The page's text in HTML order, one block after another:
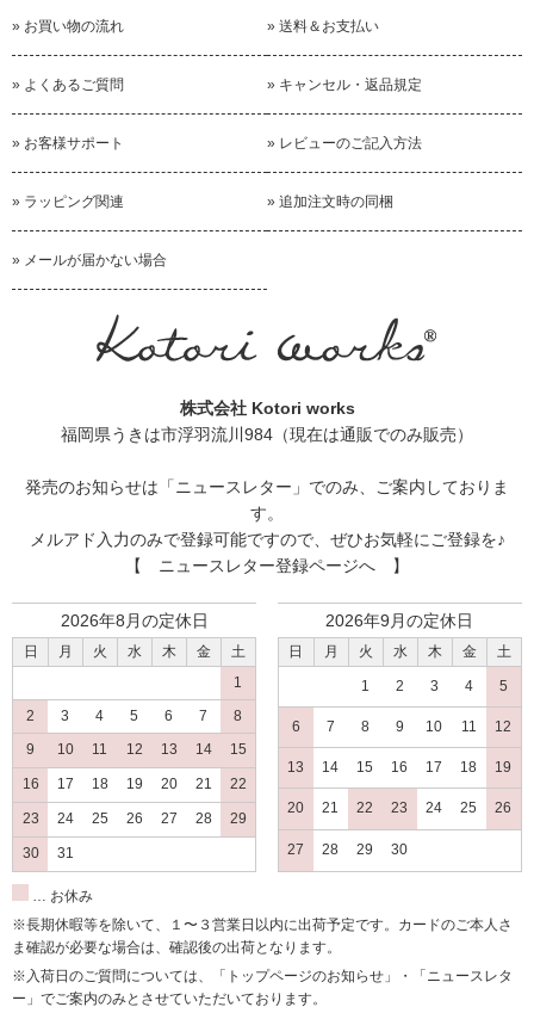
げるとお洗濯に戸惑うことが少なくなり親切だと思いまし
日々の洗い物に
こちらでこれを購入してからアルカリウオッシュを毎日使う
ようになりました。
このサイズは旅行用に買いました。
ウールカバーや、オムツを洗うのに役立っています。ジーパ
ンなどを洗うのにも使っています。
送料無料のために買いました
2016/07/04 投稿者：asaomaru 評価：★★★★★
送料を無料にするために購入しました。結果、旅行用に使用
できてとてもよかったです。アルカリウォッシュは血液もよ
く落ちるし、普通の洗濯物ならばこれで汚れ落ちは十分で
す。環境にもよくて言うことなしです。
送料対策で
私の場合は布ナプキンにしか使わないため、
大きい洗剤は邪魔になるので、小さいものが好きです★
» お買い物の流れ » 送料＆お支払い
» よくあるご質問 » キャンセル・返品規定
» お客様サポート » レビューのご記入方法
» ラッピング関連 » 追加注文時の同梱
» メールが届かない場合
株式会社 Kotori works
福岡県うきは市浮羽流川984（現在は通販でのみ販売）
発売のお知らせは 「ニュースレター」 でのみ、ご案内しておりま
す。
メルアド入力のみで登録可能ですので、ぜひお気軽にご登録を♪
【 ニュースレター登録ページへ 】
2026年8月の定休日
日 月 火 水 木 金
土
1
2
3 4 5 6 7
8
9
10 11 12 13 14 15
16 17 18 19 20 21 22
23 24 25 26 27 28 29
30 31
2026年9月の定休日
日 月 火 水 木 金 土
1 2 3 4 5
6 7 8 9 10 11 12
13 14 15 16 17 18 19
20 21 22 23 24 25 26
27 28 29 30
… お休み
※長期休暇等を除いて、１〜３営業日以内に出荷予定です。カードのご本人さ
ま確認が必要な場合は、確認後の出荷となります。
※入荷日のご質問については、「トップページのお知らせ」・「ニュースレタ
ー」でご案内のみとさせていただいております。